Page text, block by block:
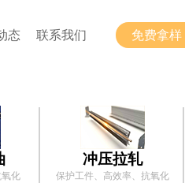
免费拿样
态 联系我们
化
冲压拉轧
保护工件、高效率、抗氧化